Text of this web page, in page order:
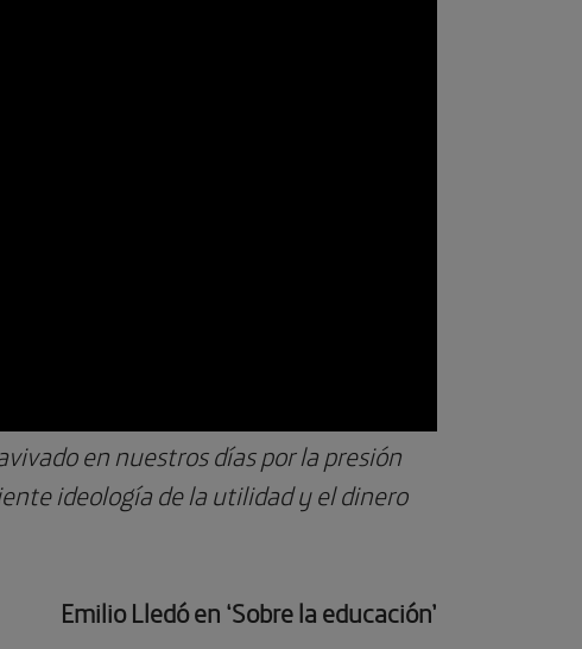
en nuestros días por la presión
ideología de la utilidad y el dinero
Emilio Lledó en ‘Sobre la educación’